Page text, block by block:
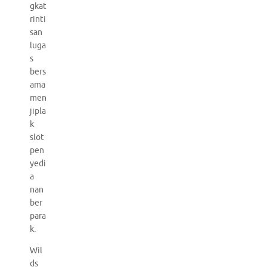
gkat
rinti
san
luga
s
bers
ama
men
jipla
k
slot
pen
yedi
a
nan
ber
para
k.
Wil
ds